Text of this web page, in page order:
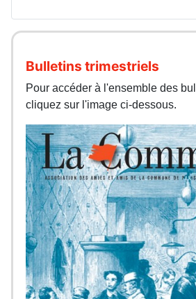
Bulletins trimestriels
Pour accéder à l'ensemble des
cliquez sur l'image ci-dessous.